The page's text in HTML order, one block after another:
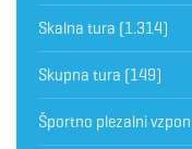
Skalna tura (1.314)
Skupna tura (149)
Športno plezalni vzpon